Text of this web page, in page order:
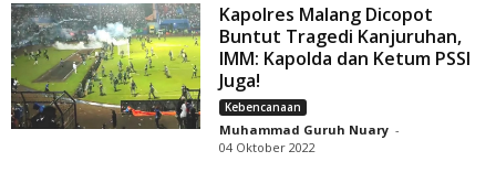
Kapolres Malang Dicopot
Buntut Tragedi Kanjuruhan,
IMM: Kapolda dan Ketum PSSI
Juga!
Kebencanaan
Muhammad Guruh Nuary -
04 Oktober 2022